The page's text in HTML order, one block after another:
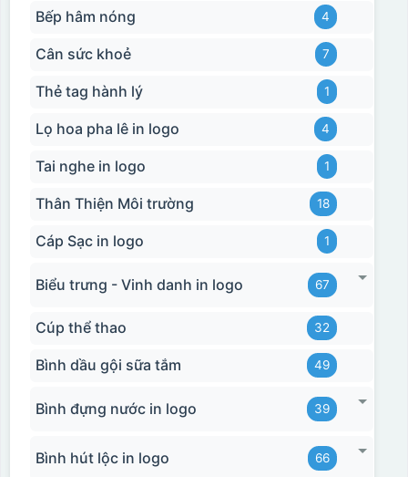
Bếp hâm nóng 4
Cân sức khoẻ 7
Thẻ tag hành lý 1
Lọ hoa pha lê in logo 4
Tai nghe in logo 1
Thân Thiện Môi trường 18
Cáp Sạc in logo 1
Biểu trưng - Vinh danh in logo 67
Cúp thể thao 32
Bình dầu gội sữa tắm 49
Bình đựng nước in logo 39
Bình hút lộc in logo 66